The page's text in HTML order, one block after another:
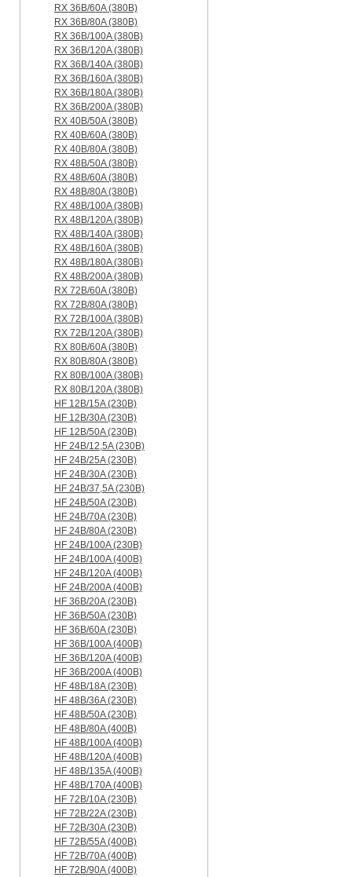
RX 36B/60A (380B)
RX 36B/80A (380B)
RX 36B/100A (380B)
RX 36B/120A (380B)
RX 36B/140A (380B)
RX 36B/160A (380B)
RX 36B/180A (380B)
RX 36B/200A (380B)
RX 40B/50A (380B)
RX 40B/60A (380B)
RX 40B/80A (380B)
RX 48B/50A (380B)
RX 48B/60A (380B)
RX 48B/80A (380B)
RX 48B/100A (380B)
RX 48B/120A (380B)
RX 48B/140A (380B)
RX 48B/160A (380B)
RX 48B/180A (380B)
RX 48B/200A (380B)
RX 72B/60A (380B)
RX 72B/80A (380B)
RX 72B/100A (380B)
RX 72B/120A (380B)
RX 80B/60A (380B)
RX 80B/80A (380B)
RX 80B/100A (380B)
RX 80B/120A (380B)
HF 12B/15A (230B)
HF 12B/30A (230B)
HF 12B/50A (230B)
HF 24B/12,5A (230B)
HF 24B/25A (230B)
HF 24B/30A (230B)
HF 24B/37,5A (230B)
HF 24B/50A (230B)
HF 24B/70A (230B)
HF 24B/80A (230B)
HF 24B/100A (230B)
HF 24B/100A (400B)
HF 24B/120A (400B)
HF 24B/200A (400B)
HF 36B/20A (230B)
HF 36B/50A (230B)
HF 36B/60A (230B)
HF 36B/100A (400B)
HF 36B/120A (400B)
HF 36B/200A (400B)
HF 48B/18A (230B)
HF 48B/36A (230B)
HF 48B/50A (230B)
HF 48B/80A (400B)
HF 48B/100A (400B)
HF 48B/120A (400B)
HF 48B/135A (400B)
HF 48B/170A (400B)
HF 72B/10A (230B)
HF 72B/22A (230B)
HF 72B/30A (230B)
HF 72B/55A (400B)
HF 72B/70A (400B)
HF 72B/90A (400B)